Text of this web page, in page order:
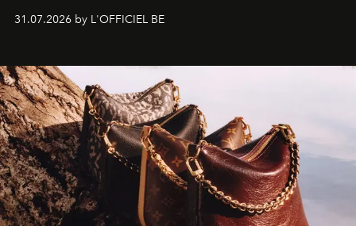
monumentales et poésie du mouvement, l'artiste
américain investit les espaces imaginés par Frank Gehry
sculpture.
31.07.2026 by L'OFFICIEL BE